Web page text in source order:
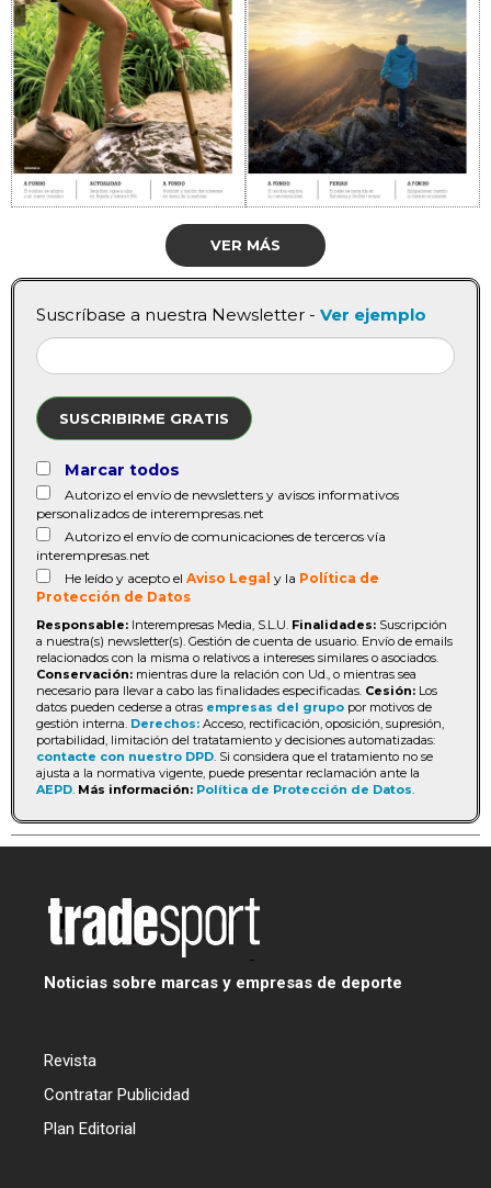
VER MÁS
Suscríbase a nuestra Newsletter - Ver ejemplo
SUSCRIBIRME GRATIS
Marcar todos
Autorizo el envío de newsletters y avisos informativos
personalizados de interempresas.net
Autorizo el envío de comunicaciones de terceros vía
interempresas.net
He leído y acepto el Aviso Legal y la Política de
Protección de Datos
Responsable: Interempresas Media, S.L.U. Finalidades: Suscripción
a nuestra(s) newsletter(s). Gestión de cuenta de usuario. Envío de emails
relacionados con la misma o relativos a intereses similares o asociados.
Conservación: mientras dure la relación con Ud., o mientras sea
necesario para llevar a cabo las finalidades especificadas. Cesión: Los
datos pueden cederse a otras empresas del grupo por motivos de
gestión interna. Derechos: Acceso, rectificación, oposición, supresión,
portabilidad, limitación del tratatamiento y decisiones automatizadas:
contacte con nuestro DPD . Si considera que el tratamiento no se
ajusta a la normativa vigente, puede presentar reclamación ante la
AEPD Más información: Política de Protección de Datos
Noticias sobre marcas y empresas de deporte
Revista
Contratar Publicidad
Plan Editorial